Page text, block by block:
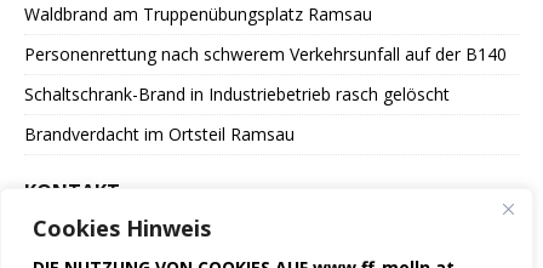
Cookies Hinweis
Waldbrand am Truppenübungsplatz Ramsau
Personenrettung nach schwerem Verkehrsunfall auf der B140
Schaltschrank-Brand in Industriebetrieb rasch gelöscht
Brandverdacht im Ortsteil Ramsau
KONTAKT